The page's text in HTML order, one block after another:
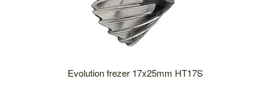
Evolution frezer 17x25mm HT17S